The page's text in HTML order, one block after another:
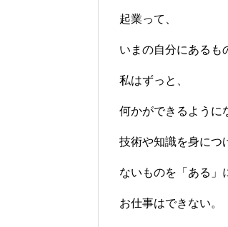
起業って、
いまの自分にあるも
私はずっと、
何かができるように
技術や知識を身につ
ないものを「ある」
お仕事はできない。